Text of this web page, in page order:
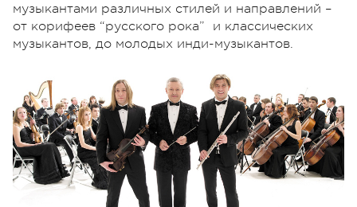
музыкантами различных стилей и направлений –
от корифеев “русского рока” и классических
музыкантов, до молодых инди-музыкантов.